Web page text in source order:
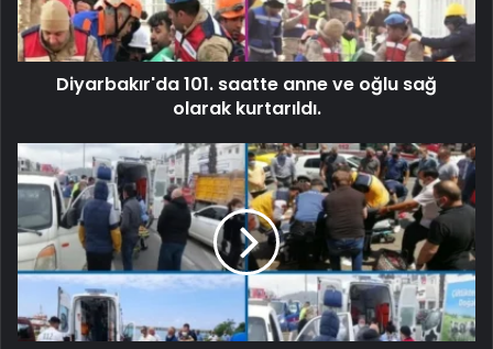
Diyarbakır'da 101. saatte anne ve oğlu sağ
olarak kurtarıldı.